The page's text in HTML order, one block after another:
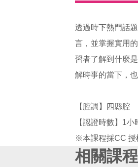
透過時下熱門話
言，並掌握實用
習者了解到什麼
解時事的當下，
【腔調】四縣腔
【認證時數】1小
相關課程